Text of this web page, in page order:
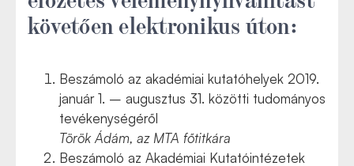
követően elektronikus úton:
Beszámoló az akadémiai kutatóhelyek 2019.
január 1. – augusztus 31. közötti tudományos
tevékenységéről
Török Ádám, az MTA főtitkára
Beszámoló az Akadémiai Kutatóintézetek